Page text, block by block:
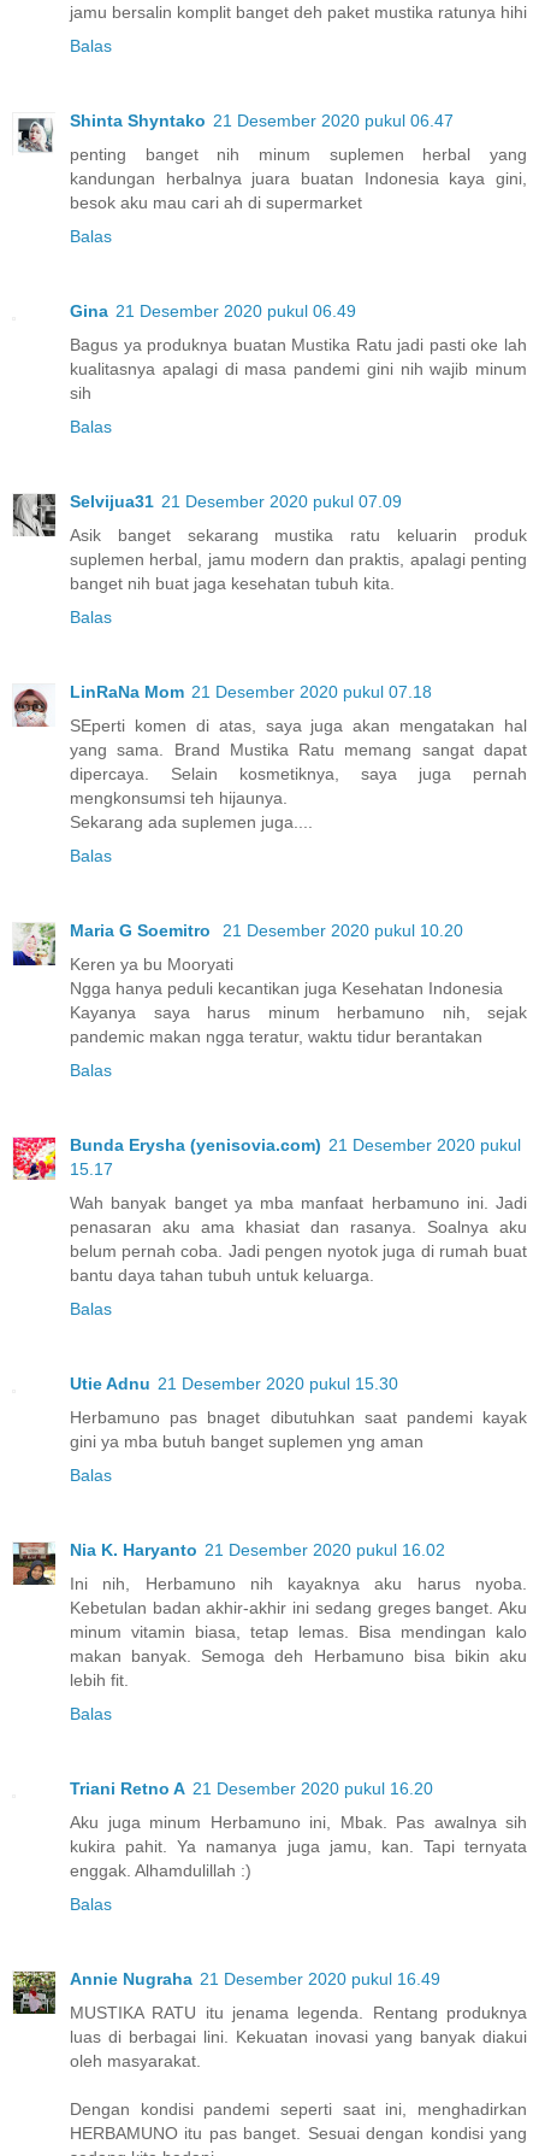
jamu bersalin komplit banget deh paket mustika ratunya hihi
Balas
Shinta Shyntako 21 Desember 2020 pukul 06.47
penting banget nih minum suplemen herbal yang
kandungan herbalnya juara buatan Indonesia kaya gini,
besok aku mau cari ah di supermarket
Balas
Gina 21 Desember 2020 pukul 06.49
Bagus ya produknya buatan Mustika Ratu jadi pasti oke lah
kualitasnya apalagi di masa pandemi gini nih wajib minum
sih
Balas
Selvijua31 21 Desember 2020 pukul 07.09
Asik banget sekarang mustika ratu keluarin produk
suplemen herbal, jamu modern dan praktis, apalagi penting
banget nih buat jaga kesehatan tubuh kita.
Balas
LinRaNa Mom 21 Desember 2020 pukul 07.18
SEperti komen di atas, saya juga akan mengatakan hal
yang sama. Brand Mustika Ratu memang sangat dapat
dipercaya. Selain kosmetiknya, saya juga pernah
mengkonsumsi teh hijaunya.
Sekarang ada suplemen juga....
Balas
Maria G Soemitro
21 Desember 2020 pukul 10.20
Keren ya bu Mooryati
Ngga hanya peduli kecantikan juga Kesehatan Indonesia
Kayanya saya harus minum herbamuno nih, sejak
pandemic makan ngga teratur, waktu tidur berantakan
Balas
Bunda Erysha (yenisovia.com) 21 Desember 2020 pukul
15.17
Wah banyak banget ya mba manfaat herbamuno ini. Jadi
penasaran aku ama khasiat dan rasanya. Soalnya aku
belum pernah coba. Jadi pengen nyotok juga di rumah buat
bantu daya tahan tubuh untuk keluarga.
Balas
Utie Adnu 21 Desember 2020 pukul 15.30
Herbamuno pas bnaget dibutuhkan saat pandemi kayak
gini ya mba butuh banget suplemen yng aman
Balas
Nia K. Haryanto 21 Desember 2020 pukul 16.02
Ini nih, Herbamuno nih kayaknya aku harus nyoba.
Kebetulan badan akhir-akhir ini sedang greges banget. Aku
minum vitamin biasa, tetap lemas. Bisa mendingan kalo
makan banyak. Semoga deh Herbamuno bisa bikin aku
lebih fit.
Balas
Triani Retno A 21 Desember 2020 pukul 16.20
Aku juga minum Herbamuno ini, Mbak. Pas awalnya sih
kukira pahit. Ya namanya juga jamu, kan. Tapi ternyata
enggak. Alhamdulillah :)
Balas
Annie Nugraha 21 Desember 2020 pukul 16.49
MUSTIKA RATU itu jenama legenda. Rentang produknya
luas di berbagai lini. Kekuatan inovasi yang banyak diakui
oleh masyarakat.
Dengan kondisi pandemi seperti saat ini, menghadirkan
HERBAMUNO itu pas banget. Sesuai dengan kondisi yang